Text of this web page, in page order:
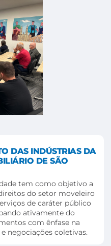
DAS INDÚSTRIAS DA
DE SÃO
tem como objetivo a
do setor moveleiro
de caráter público
ativamente do
com ênfase na
negociações coletivas.